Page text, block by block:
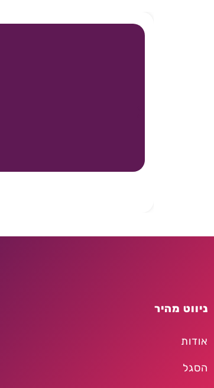
ניווט מהיר
אודות
הסגל